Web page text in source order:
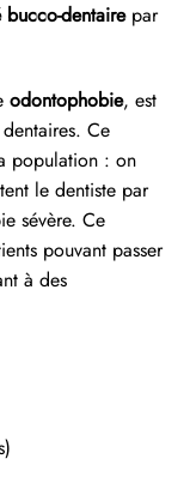
dentairepar
odontophobie, est
Ce
population : on
le dentiste par
sévère. Ce
pouvant passer
à des